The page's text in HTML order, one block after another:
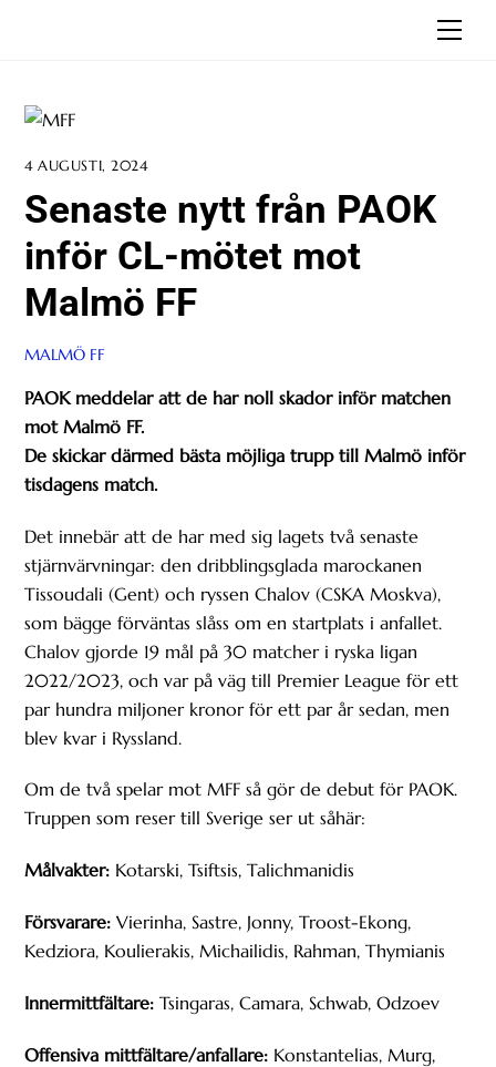
4 AUGUSTI, 2024
Senaste nytt från PAOK
inför CL-mötet mot
Malmö FF
MALMÖ FF
PAOK meddelar att de har noll skador inför matchen
mot Malmö FF.
De skickar därmed bästa möjliga trupp till Malmö inför
tisdagens match.
Det innebär att de har med sig lagets två senaste
stjärnvärvningar: den dribblingsglada marockanen
Tissoudali (Gent) och ryssen Chalov (CSKA Moskva),
som bägge förväntas slåss om en startplats i anfallet.
Chalov gjorde 19 mål på 30 matcher i ryska ligan
2022/2023, och var på väg till Premier League för ett
par hundra miljoner kronor för ett par år sedan, men
blev kvar i Ryssland.
Om de två spelar mot MFF så gör de debut för PAOK.
Truppen som reser till Sverige ser ut såhär:
Målvakter: Kotarski, Tsiftsis, Talichmanidis
Försvarare: Vierinha, Sastre, Jonny, Troost-Ekong,
Kedziora, Koulierakis, Michailidis, Rahman, Thymianis
Innermittfältare: Tsingaras, Camara, Schwab, Odzoev
Offensiva mittfältare/anfallare: Konstantelias, Murg,